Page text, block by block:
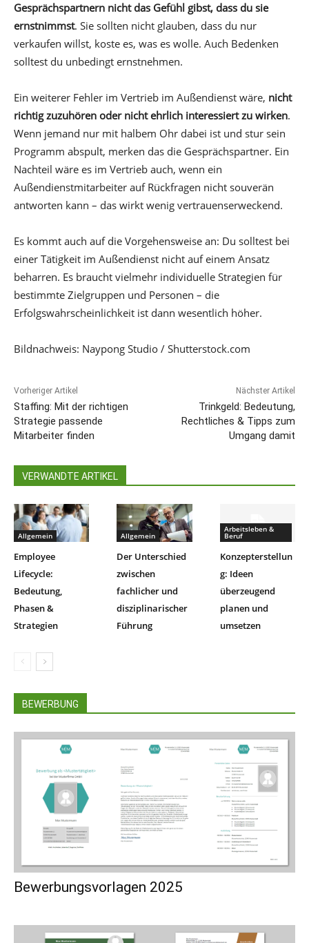
Gesprächspartnern nicht das Gefühl gibst, dass du sie
ernstnimmst. Sie sollten nicht glauben, dass du nur
verkaufen willst, koste es, was es wolle. Auch Bedenken
solltest du unbedingt ernstnehmen.
Ein weiterer Fehler im Vertrieb im Außendienst wäre, nicht
richtig zuzuhören oder nicht ehrlich interessiert zu wirken.
Wenn jemand nur mit halbem Ohr dabei ist und stur sein
Programm abspult, merken das die Gesprächspartner. Ein
Nachteil wäre es im Vertrieb auch, wenn ein
Außendienstmitarbeiter auf Rückfragen nicht souverän
antworten kann – das wirkt wenig vertrauenserweckend.
Es kommt auch auf die Vorgehensweise an: Du solltest bei
einer Tätigkeit im Außendienst nicht auf einem Ansatz
beharren. Es braucht vielmehr individuelle Strategien für
bestimmte Zielgruppen und Personen – die
Erfolgswahrscheinlichkeit ist dann wesentlich höher.
Bildnachweis: Naypong Studio / Shutterstock.com
Vorheriger Artikel
Staffing: Mit der richtigen
Strategie passende
Mitarbeiter finden
Nächster Artikel
Trinkgeld: Bedeutung,
Rechtliches & Tipps zum
Umgang damit
VERWANDTE ARTIKEL
Allgemein
Employee
Lifecycle:
Bedeutung,
Phasen &
Strategien
Allgemein
Der Unterschied
zwischen
fachlicher und
disziplinarischer
Führung
Arbeitsleben &
Beruf
Konzepterstellun
g: Ideen
überzeugend
planen und
umsetzen
BEWERBUNG
Bewerbungsvorlagen 2025